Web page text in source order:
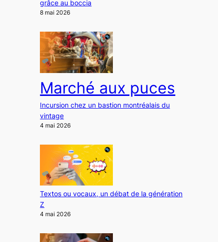
grâce au boccia
8 mai 2026
Marché aux puces
Incursion chez un bastion montréalais du
vintage
4 mai 2026
Textos ou vocaux, un débat de la génération
Z
4 mai 2026